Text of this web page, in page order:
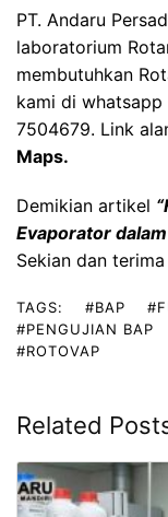
PT. Andaru
laboratorium
membutuhkan
kami di whatsapp
7504679. Link
Maps.
Demikian artikel “
Evaporator
Sekian dan
TAGS: #BAP
#PENGUJIAN BAP
#ROTOVAP
Related